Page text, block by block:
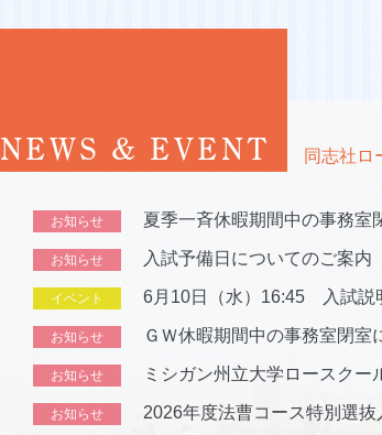
NEWS & EVENT 同志社ロ
お知らせ 夏季一斉休暇期間中の事務室
お知らせ 入試予備日についてのご案内
イベント 6月10日（水）16:45 入試説
お知らせ ＧＷ休暇期間中の事務室閉室
お知らせ ミシガン州立大学ロースクー
お知らせ 2026年度法曹コース特別選